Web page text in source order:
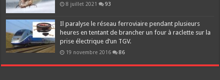
8 juillet 2021 93
Il paralyse le réseau ferroviaire pendant plusieurs
heures en tentant de brancher un four à raclette sur la
prise électrique d’un TGV.
19 novembre 2016 86